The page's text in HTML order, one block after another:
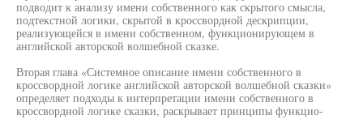
подводит к анализу имени собственного как скрытого смысла,
подтекстной логики, скрытой в кроссвордной дескрипции,
реализующейся в имени собственном, функционирующем в
английской авторской волшебной сказке.
Вторая глава «Системное описание имени собственного в
кроссвордной логике английской авторской волшебной сказки»
определяет подходы к интерпретации имени собственного в
кроссвордной логике сказки, раскрывает принципы функцио-